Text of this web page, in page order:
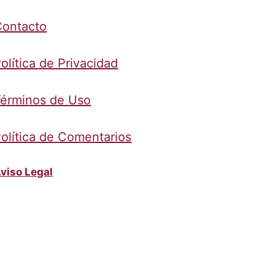
de Privacidad
de Uso
de Comentarios
Legal